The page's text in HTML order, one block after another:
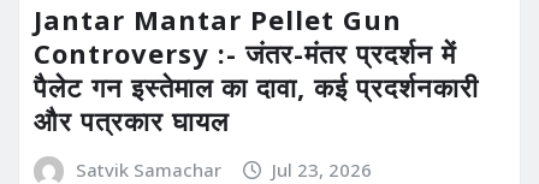
Jantar Mantar Pellet Gun
Controversy :- जंतर-मंतर प्रदर्शन में
पैलेट गन इस्तेमाल का दावा, कई प्रदर्शनकारी
और पत्रकार घायल
Satvik Samachar Jul 23, 2026